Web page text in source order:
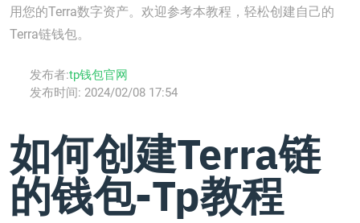
用您的Terra数字资产。欢迎参考本教程，轻松创建自己的
Terra链钱包。
发布者:tp钱包官网
发布时间: 2024/02/08 17:54
如何创建Terra链
的钱包-Tp教程